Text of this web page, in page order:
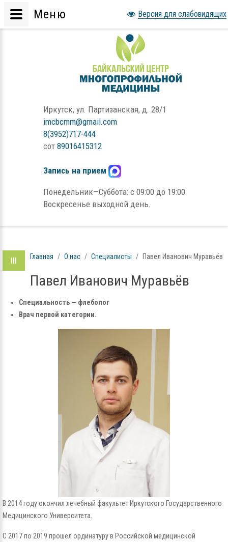
Иркутск, ул. Партизанская, д. 28/1
imcbcmm@gmail.com
8(3952)717-444
сот 89016415312
Запись на прием
Понедельник—Суббота: с 09:00 до 19:00
Воскресенье выходной день.
Главная О нас Специалисты Павел Иванович Муравьёв
Павел Иванович Муравьёв
Специальность — флеболог
Врач первой категории.
В 2014 году окончил лечебный факультет Иркутского Государственного
Медицинского Университета.
С 2017 по 2019 прошел ординатуру в Российской медицинской
Версия для слабовидящих
Меню